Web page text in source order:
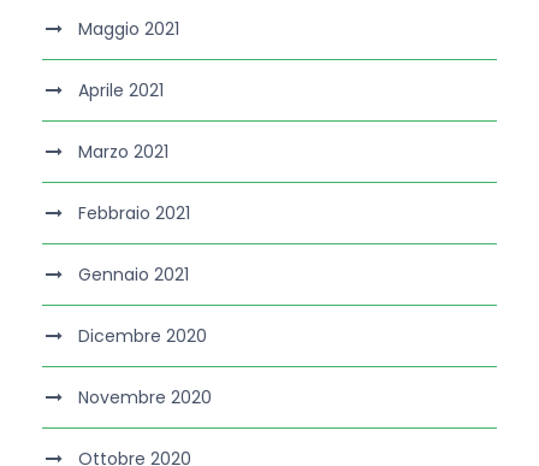
Maggio 2021
Aprile 2021
Marzo 2021
Febbraio 2021
Gennaio 2021
Dicembre 2020
Novembre 2020
Ottobre 2020